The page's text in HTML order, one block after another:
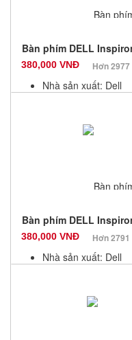
Bàn phím DELL
380,000 VNĐ Hơn
Nhà sản xuất: Dell
Số lượng: 10
Bàn phím DELL
380,000 VNĐ Hơn
Nhà sản xuất: Dell
Số lượng: 10